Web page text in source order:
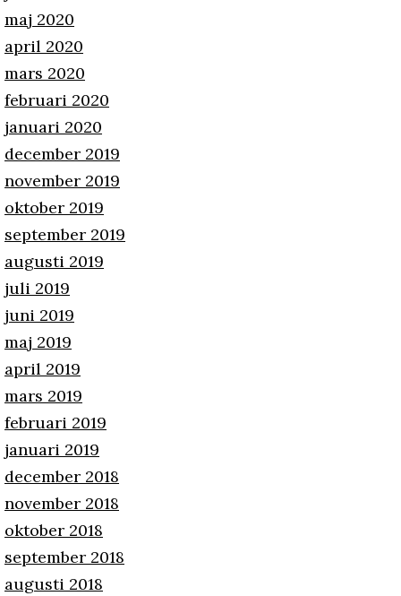
maj 2020
april 2020
mars 2020
februari 2020
januari 2020
december 2019
november 2019
oktober 2019
september 2019
augusti 2019
juli 2019
juni 2019
maj 2019
april 2019
mars 2019
februari 2019
januari 2019
december 2018
november 2018
oktober 2018
september 2018
augusti 2018